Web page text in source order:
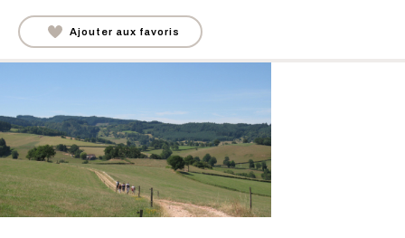
Ajouter aux favoris